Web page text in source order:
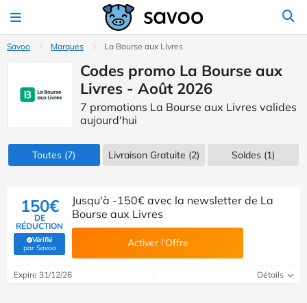
Savoo Marques La Bourse aux Livres
Codes promo La Bourse aux
Livres - Août 2026
7 promotions La Bourse aux Livres valides
aujourd'hui
Toutes (7) Livraison Gratuite (2) Soldes(1)
150€
DE
RÉDUCTION
Vérifié
par Savoo(Vérifié par Savoo)
Jusqu'à -150€ avec la newsletter de La
Bourse aux Livres
Activer l’Offre
Expire 31/12/26 Détails